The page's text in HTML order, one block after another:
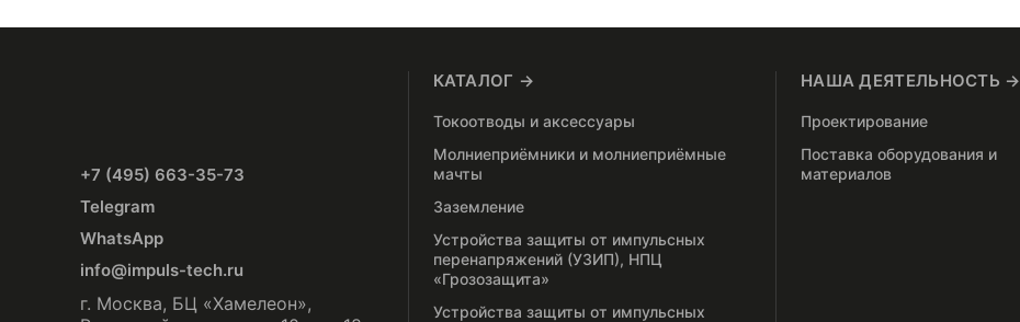
+7 (495) 663-35-73
Telegram
WhatsApp
info@impuls-tech.ru
г. Москва, БЦ «Хамелеон»,
КАТАЛОГ →
Токоотводы и аксессуары
Молниеприёмники и молниеприёмные
мачты
Заземление
Устройства защиты от импульсных
перенапряжений (УЗИП), НПЦ
«Грозозащита»
Устройства защиты от импульсных
НАША ДЕЯТЕЛЬНОСТЬ →
Проектирование
Поставка оборудования и
материалов